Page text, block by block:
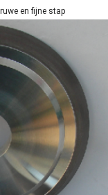
en fijne stap